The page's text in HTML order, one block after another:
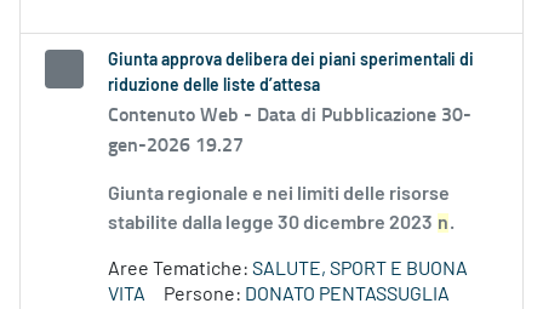
Giunta approva delibera dei piani sperimentali di
riduzione delle liste d’attesa
Contenuto Web - Data di Pubblicazione 30-
gen-2026 19.27
Giunta regionale e nei limiti delle risorse
stabilite dalla legge 30 dicembre 2023 n.
Aree Tematiche: SALUTE, SPORT E BUONA
VITA
Persone: DONATO PENTASSUGLIA